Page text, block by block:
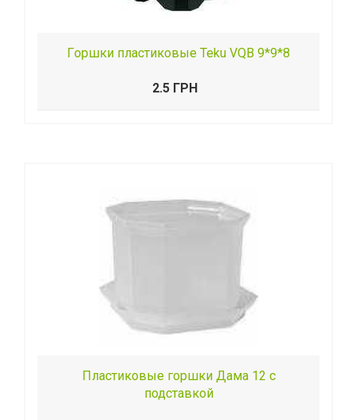
Гopшки пластиковые Teku VQB 9*9*8
2.5 ГРН
Пластиковые горшки Дама 12 с
подставкой